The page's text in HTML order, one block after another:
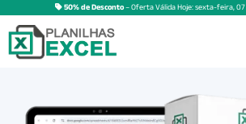
50% de Desconto– Oferta Válida Hoje:sexta-feira,07